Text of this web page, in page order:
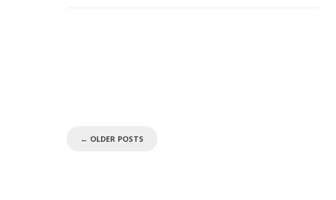
← OLDER POSTS